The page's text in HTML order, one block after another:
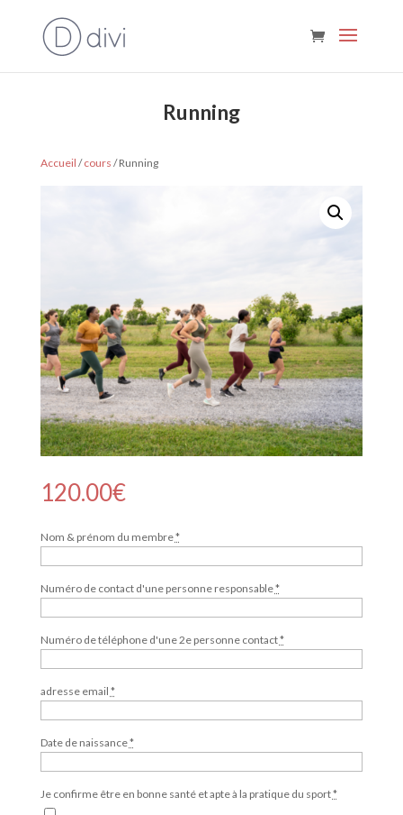
Running
Accueil /cours / Running
120.00€
Nom & prénom du membre*
Numéro de contact d'une personne responsable*
Numéro de téléphone d'une 2e personne contact*
adresse email *
Date de naissance*
Je confirme être en bonne santé et apte à la pratique du sport*